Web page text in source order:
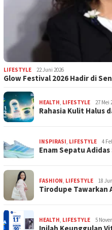
LIFESTYLE 22 Juni 2026
Glow Festival 2026 Hadir di
HEALTH, LIFESTYLE 27 Mei
Rahasia Kulit Halus
INSPIRASI, LIFESTYLE 4
Enam Sepatu
FASHION, LIFESTYLE 18
Tirodupe
HEALTH, LIFESTYLE 5